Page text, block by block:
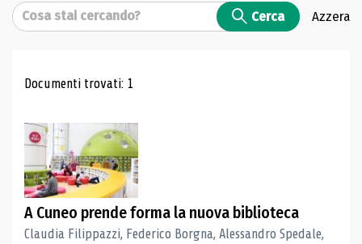
Cerca Cerca Azzera
Risultati di ricerca
Documenti trovati: 1
A Cuneo prende forma la nuova biblioteca
Claudia Filippazzi, Federico Borgna, Alessandro Spedale,